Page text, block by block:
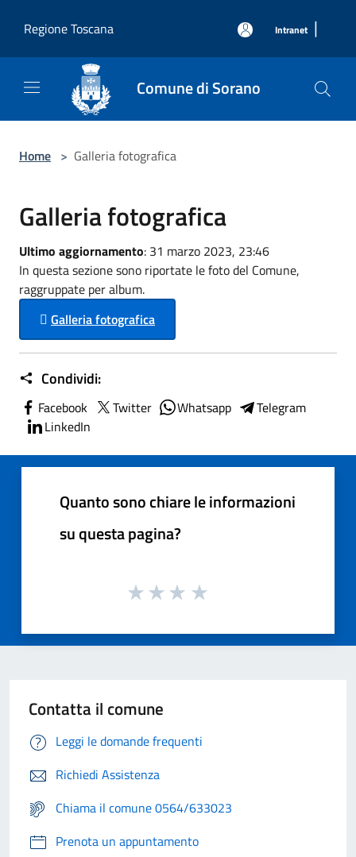
Regione Toscana
Intranet |
Comune di Sorano
Home > Galleria fotografica
Galleria fotografica
Ultimo aggiornamento: 31 marzo 2023, 23:46
In questa sezione sono riportate le foto del Comune,
raggruppate per album.
Galleria fotografica
Condividi:
Facebook Twitter Whatsapp
Telegram
LinkedIn
Quanto sono chiare le informazioni
su questa pagina?
Contatta il comune
Leggi le domande frequenti
Richiedi Assistenza
Chiama il comune 0564/633023
Prenota un appuntamento